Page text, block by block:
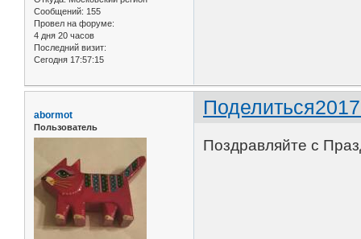
Сообщений: 155
Провел на форуме:
4 дня 20 часов
Последний визит:
Сегодня 17:57:15
Поделиться
abormot
Пользователь
Поздравляйте с